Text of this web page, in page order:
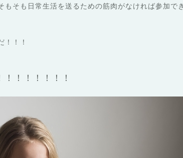
もそも日常生活を送るための筋肉がなければ参加で
！！！
！！！！！！